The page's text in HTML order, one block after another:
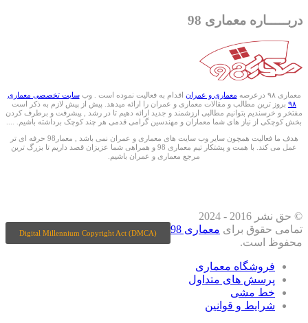
دربـــــاره معماری 98
معماری ۹۸ درعرصه معماری و عمران اقدام به فعالیت نموده است . وبسایت تخصصی معماری
۹۸ بروز ترین مطالب و مقالات معماری و عمران را ارائه میدهد. پیش از پیش لازم به ذکر است
مفتخر و خرسندیم بتوانیم مطالبی ارزشمند و جدید ارائه دهیم تا در رشد , پیشرفت و برطرف کردن
بخش کوچکی از نیاز های شما معماران و مهندسین گرامی قدمی هر چند کوچک برداشته باشیم. ....
هدف ما فعالیت همچون سایر وب سایت های معماری و عمران نمی باشد , معمار98 حرفه ای تر
عمل می کند. با همت و پشتکار تیم معماری 98 و همراهی شما عزیزان قصد داریم تا بزرگ ترین
مرجع معماری و عمران باشیم.
Digital Millennium Copyright Act (DMCA)
© حق نشر 2016 - 2024
تمامی حقوق برای معماری 98
محفوظ است.
فروشگاه معماری
پرسش های متداول
خط مشی
شرایط و قوانین